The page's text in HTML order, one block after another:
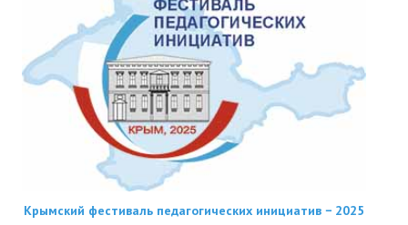
Крымский фестиваль педагогических инициатив − 2025